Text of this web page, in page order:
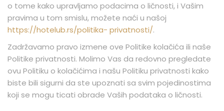
o tome kako upravljamo podacima o ličnosti, i Vašim
pravima u tom smislu, možete naći u našoj
https://hotelub.rs/politika- privatnosti/.
Zadržavamo pravo izmene ove Politike kolačića ili naše
Politike privatnosti. Molimo Vas da redovno pregledate
ovu Politiku o kolačićima i našu Politiku privatnosti kako
biste bili sigurni da ste upoznati sa svim pojedinostima
koji se mogu ticati obrade Vaših podataka o ličnosti.